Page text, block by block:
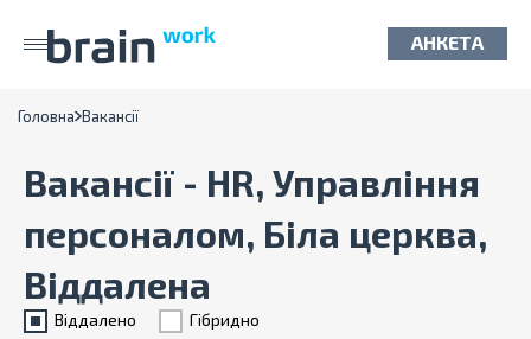
АНКЕТА
Головна Вакансії
Вакансії - HR, Управління
персоналом, Біла церква,
Віддалена
Віддалено
Гiбридно